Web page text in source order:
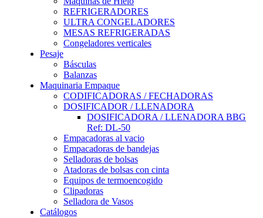
REFRIGERADORES
ULTRA CONGELADORES
MESAS REFRIGERADAS
Congeladores verticales
Pesaje
Básculas
Balanzas
Maquinaria Empaque
CODIFICADORAS / FECHADORAS
DOSIFICADOR / LLENADORA
DOSIFICADORA / LLENADORA BBG
Ref: DL-50
Empacadoras al vacio
Empacadoras de bandejas
Selladoras de bolsas
Atadoras de bolsas con cinta
Equipos de termoencogido
Clipadoras
Selladora de Vasos
Catálogos